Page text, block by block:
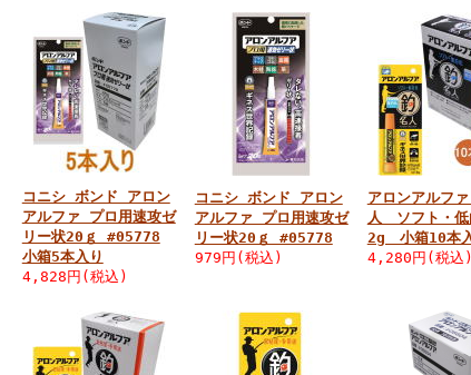
コニシ ボンド アロン
アルファ プロ用速攻ゼ
リー状20ｇ #05778
小箱5本入り
4,828円(税込)
コニシ ボンド アロン
アルファ プロ用速攻ゼ
リー状20ｇ #05778
979円(税込)
アロンアルフ
人 ソフト・
2g 小箱10本
4,280円(税込)